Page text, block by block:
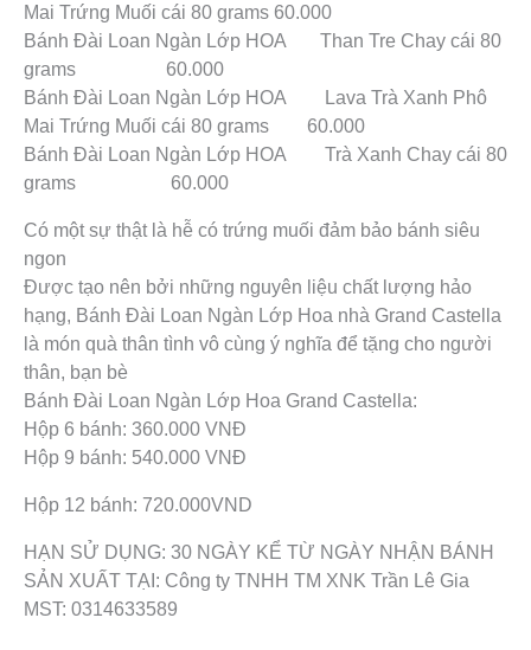
Mai Trứng Muối cái 80 grams 60.000
Bánh Đài Loan Ngàn Lớp HOA Than Tre Chay cái 80
grams 60.000
Bánh Đài Loan Ngàn Lớp HOA Lava Trà Xanh Phô
Mai Trứng Muối cái 80 grams 60.000
Bánh Đài Loan Ngàn Lớp HOA Trà Xanh Chay cái 80
grams 60.000
Có một sự thật là hễ có trứng muối đảm bảo bánh siêu
ngon
Được tạo nên bởi những nguyên liệu chất lượng hảo
hạng, Bánh Đài Loan Ngàn Lớp Hoa nhà Grand Castella
là món quà thân tình vô cùng ý nghĩa để tặng cho người
thân, bạn bè
Bánh Đài Loan Ngàn Lớp Hoa Grand Castella:
Hộp 6 bánh: 360.000 VNĐ
Hộp 9 bánh: 540.000 VNĐ
Hộp 12 bánh: 720.000VND
HẠN SỬ DỤNG: 30 NGÀY KỂ TỪ NGÀY NHẬN BÁNH
SẢN XUẤT TẠI: Công ty TNHH TM XNK Trần Lê Gia
MST: 0314633589